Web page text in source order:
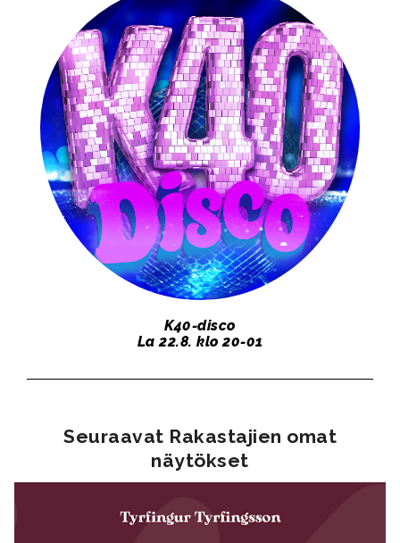
K40-disco
La 22.8. klo 20-01
Seuraavat Rakastajien omat
näytökset